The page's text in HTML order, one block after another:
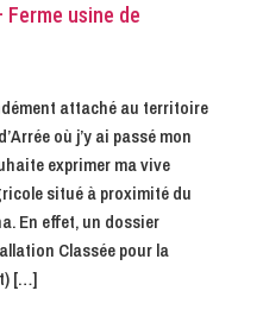
Ferme usine de
attaché au territoire
où j’y ai passé mon
exprimer ma vive
situé à proximité du
En effet, un dossier
Classée pour la
[…]